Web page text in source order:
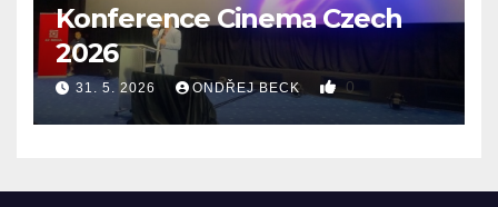
Konference Cinema Czech
2026
31. 5. 2026 ONDŘEJ BECK 0